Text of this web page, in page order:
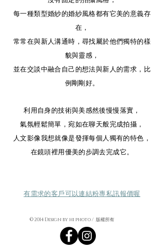
每一種類型婚紗的婚紗風格都有它美的意義存
在，
常常在與新人溝通時，尋找屬於他們獨特的樣
貌與靈感，
並在交談中融合自己的想法與新人的需求，比
例剛剛好。
利用自身的技術與美感然後慢慢落實，
氣氛輕鬆簡單，宛如在聊天般完成拍攝，
人文影像我想就像是發揮每個人獨有的特色，
在鏡頭裡用優美的步調去完成它。
有需求的客戶可以連結粉專私訊報價喔
© 2014 Design by hi photo / 版權所有